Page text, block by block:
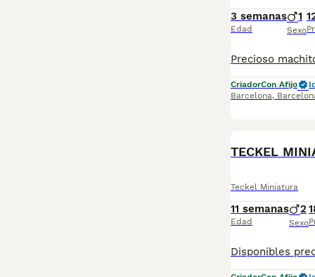
3 semanas
Edad
1
Sexo
CriadorCon Afijo
Barcelona,
TECKEL
Teckel Miniatura
11 semanas
Edad
2
Sexo